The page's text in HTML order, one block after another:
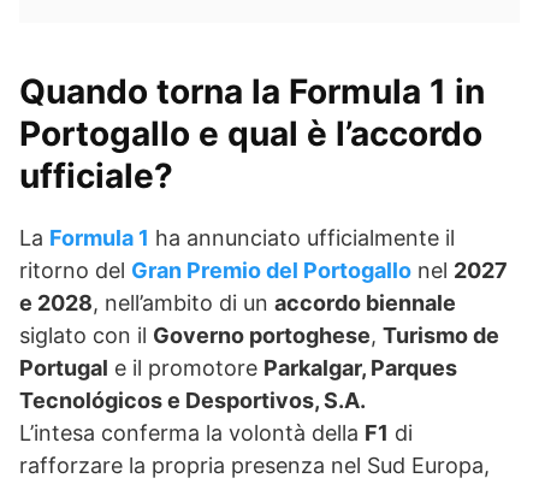
Quando torna la Formula 1 in
Portogallo e qual è l’accordo
ufficiale?
La Formula 1 ha annunciato ufficialmente il
ritorno del Gran Premio del Portogallo nel 2027
e 2028, nell’ambito di un accordo biennale
siglato con il Governo portoghese, Turismo de
Portugal e il promotore Parkalgar, Parques
Tecnológicos e Desportivos, S.A.
L’intesa conferma la volontà della F1 di
rafforzare la propria presenza nel Sud Europa,